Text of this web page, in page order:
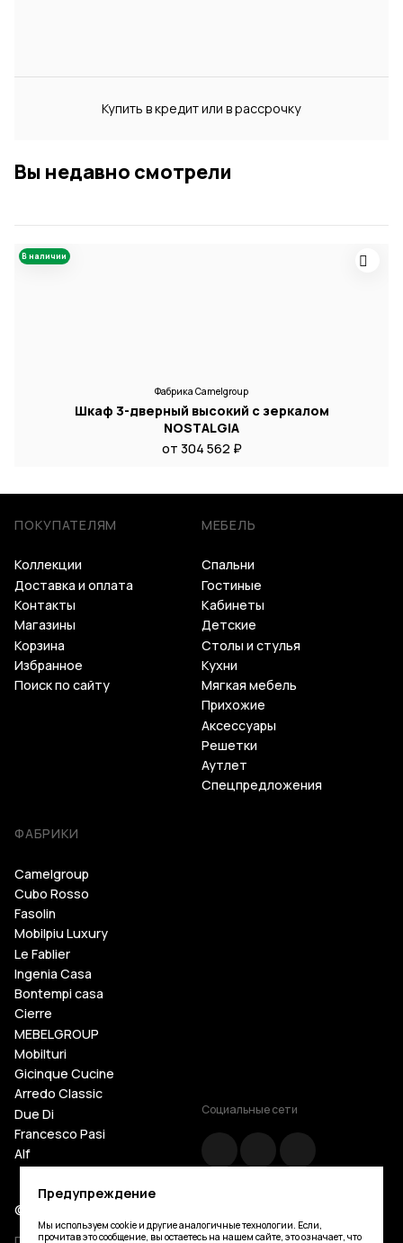
Купить в кредит или в рассрочку
Вы недавно смотрели
Фабрика Camelgroup
Шкаф 3-дверный высокий с зеркалом
NOSTALGIA
от 304 562 ₽
В наличии
ПОКУПАТЕЛЯМ
Коллекции
Доставка и оплата
Контакты
Магазины
Корзина
Избранное
Поиск по сайту
МЕБЕЛЬ
Спальни
Гостиные
Кабинеты
Детские
Столы и стулья
Кухни
Мягкая мебель
Прихожие
Аксессуары
Решетки
Аутлет
Спецпредложения
ФАБРИКИ
Camelgroup
Cubo Rosso
Fasolin
Mobilpiu Luxury
Le Fablier
Ingenia Casa
Bontempi casa
Cierre
MEBELGROUP
Mobilturi
Gicinque Cucine
Arredo Classic
Due Di
Francesco Pasi
Alf
Tosconova
Giorgio Casa
Silvano Grifoni
Социальные сети
© Mebelgroup.com 2026. Все права защищены
Предупреждение
Мы используем cookie и другие аналогичные технологии. Если,
прочитав это сообщение, вы остаетесь на нашем сайте, это означает, что